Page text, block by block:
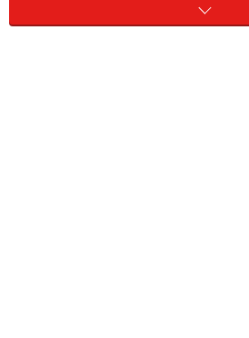
エントランスで待ち合わせをした